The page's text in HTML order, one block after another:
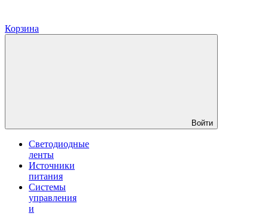
Корзина
Войти
Светодиодные
ленты
Источники
питания
Системы
управления
и